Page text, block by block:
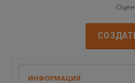
ИНФОРМАЦИЯ